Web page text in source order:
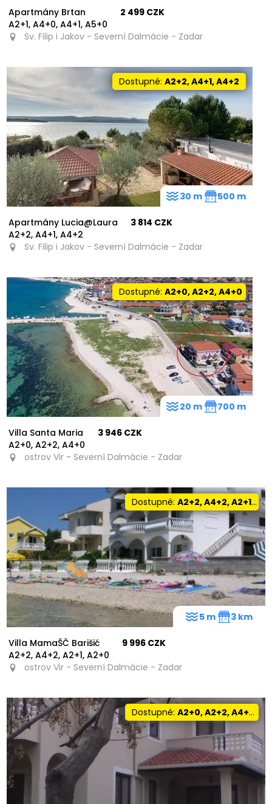
Apartmány Brtan
A2+1, A4+0, A4+1, A5+0
2 499 CZK
Sv. Filip i Jakov - Severní Dalmácie - Zadar
Dostupné: A2+2, A4+1, A4+2
Apartmány Lucia@Laura
A2+2, A4+1, A4+2
3 814 CZK
Sv. Filip i Jakov - Severní Dalmácie - Zadar
30 m 500 m
Dostupné: A2+0, A2+2, A4+0
Villa Santa Maria
A2+0, A2+2, A4+0
3 946 CZK
ostrov Vir - Severní Dalmácie - Zadar
20 m 700 m
Dostupné:A2+2, A4+2, A2+1, A2+0
Villa MamaŠČ Barišić
A2+2, A4+2, A2+1, A2+0
9 996 CZK
ostrov Vir - Severní Dalmácie - Zadar
5 m 3 km
Dostupné:A2+0, A2+2, A4+0, A4+1